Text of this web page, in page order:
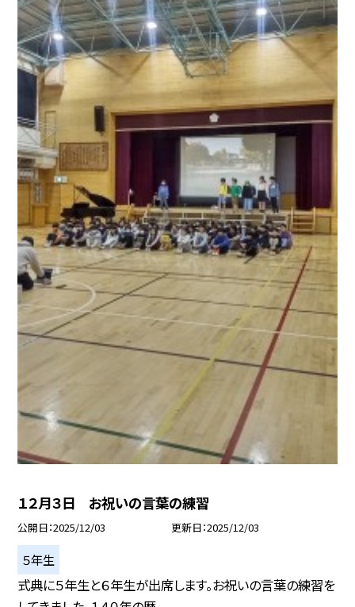
１２月３日 お祝いの言葉の練習
公開日 2025/12/03 更新日 2025/12/03
５年生
式典に５年生と６年生が出席します。お祝いの言葉の練習を